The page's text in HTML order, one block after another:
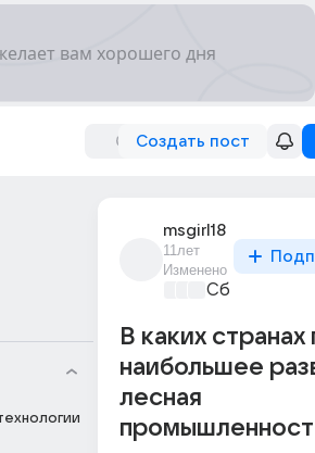
Создать пост
msgirl18
11лет
Изменено
Сборная
В каких
наибольшее
лесная